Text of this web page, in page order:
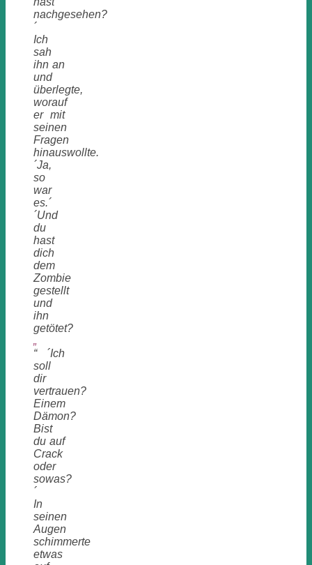
nachgesehen?
´
Ich
sah
ihn an
und
überlegte,
worauf
er mit
seinen
Fragen
hinauswollte.
´Ja,
so
war
es.´
´Und
du
hast
dich
dem
Zombie
gestellt
und
ihn
getötet?
„
“ ´Ich
soll
dir
vertrauen?
Einem
Dämon?
Bist
du auf
Crack
oder
sowas?
´
In
seinen
Augen
schimmerte
etwas